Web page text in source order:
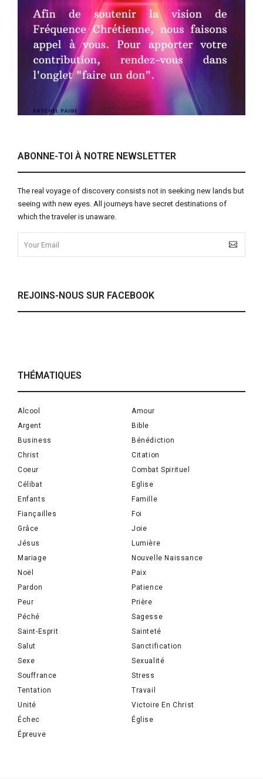
ABONNE-TOI À NOTRE NEWSLETTER
The real voyage of discovery consists not in seeking new lands but
seeing with new eyes. All journeys have secret destinations of
which the traveler is unaware.
REJOINS-NOUS SUR FACEBOOK
THÉMATIQUES
Alcool
Amour
Argent
Bible
Business
Bénédiction
Christ
Citation
Coeur
Combat Spirituel
Célibat
Eglise
Enfants
Famille
Fiançailles
Foi
Grâce
Joie
Jésus
Lumière
Mariage
Nouvelle Naissance
Noël
Paix
Pardon
Patience
Peur
Prière
Péché
Sagesse
Saint-Esprit
Sainteté
Salut
Sanctification
Sexe
Sexualité
Souffrance
Stress
Tentation
Travail
Unité
Victoire En Christ
Échec
Église
Épreuve